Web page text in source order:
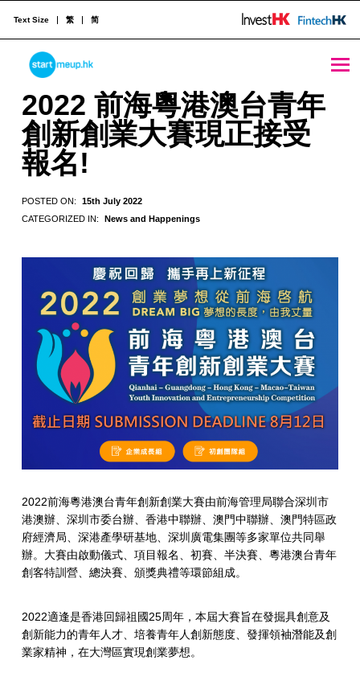
2022 前海粵港澳台青年創新創業大賽現正接受報名! - StartmeupHK
STARTMEUPHK
STARTMEUPHK FESTIVAL IS THE LEADING STARTUP AND INNOVATION CONFERENCE EVENT IN HONG KONG
Text Size 繁 简
2022 前海粵港澳台青年
創新創業大賽現正接受
報名!
POSTED ON:
15th July 2022
CATEGORIZED IN:
News and Happenings
2022前海粵港澳台青年創新創業大賽由前海管理局聯合深圳市
港澳辦、深圳市委台辦、香港中聯辦、澳門中聯辦、澳門特區政
府經濟局、深港產學研基地、深圳廣電集團等多家單位共同舉
辦。大賽由啟動儀式、項目報名、初賽、半決賽、粵港澳台青年
創客特訓營、總決賽、頒獎典禮等環節組成。
2022適逢是香港回歸祖國25周年，本屆大賽旨在發掘具創意及
創新能力的青年人才、培養青年人創新態度、發揮領袖潛能及創
業家精神，在大灣區實現創業夢想。